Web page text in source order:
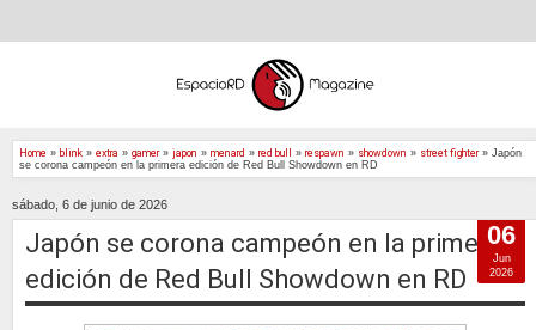
Home » blink » extra » gamer» japon » menard » red bull » respawn » showdown » street fighter» Japón
se corona campeón en la primera edición de Red Bull Showdown en RD
sábado, 6 de junio de 2026
Japón se corona campeón en la primera
edición de Red Bull Showdown en RD
06
Jun
2026